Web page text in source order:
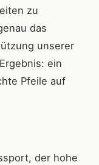
zu
das
unserer
ein
Pfeile auf
der hohe